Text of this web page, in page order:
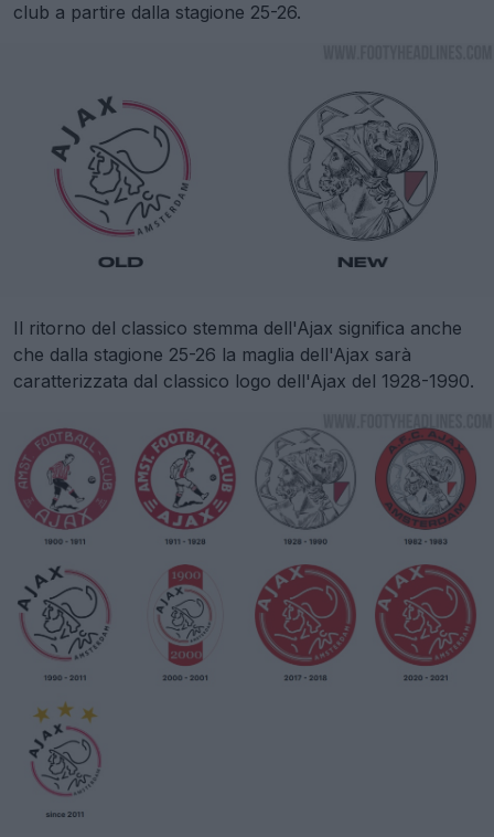
club a partire dalla stagione 25-26.
Il ritorno del classico stemma dell'Ajax significa anche
che dalla stagione 25-26 la maglia dell'Ajax sarà
caratterizzata dal classico logo dell'Ajax del 1928-1990.